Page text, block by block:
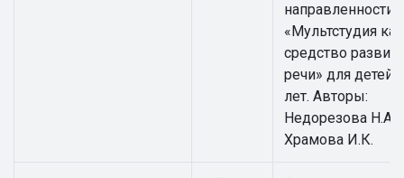
направленности
«Мультстудия как
средство
речи» для детей
лет. Авторы:
Недорезова Н.А.,
Храмова И.К.